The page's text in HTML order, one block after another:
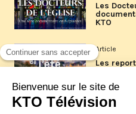
Les
KTO
Article
Les
Article